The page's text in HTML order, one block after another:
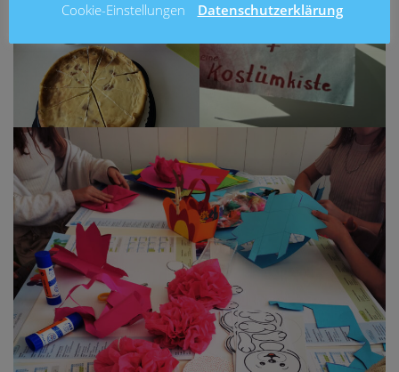
Cookie-Einstellungen Datenschutzerklärung